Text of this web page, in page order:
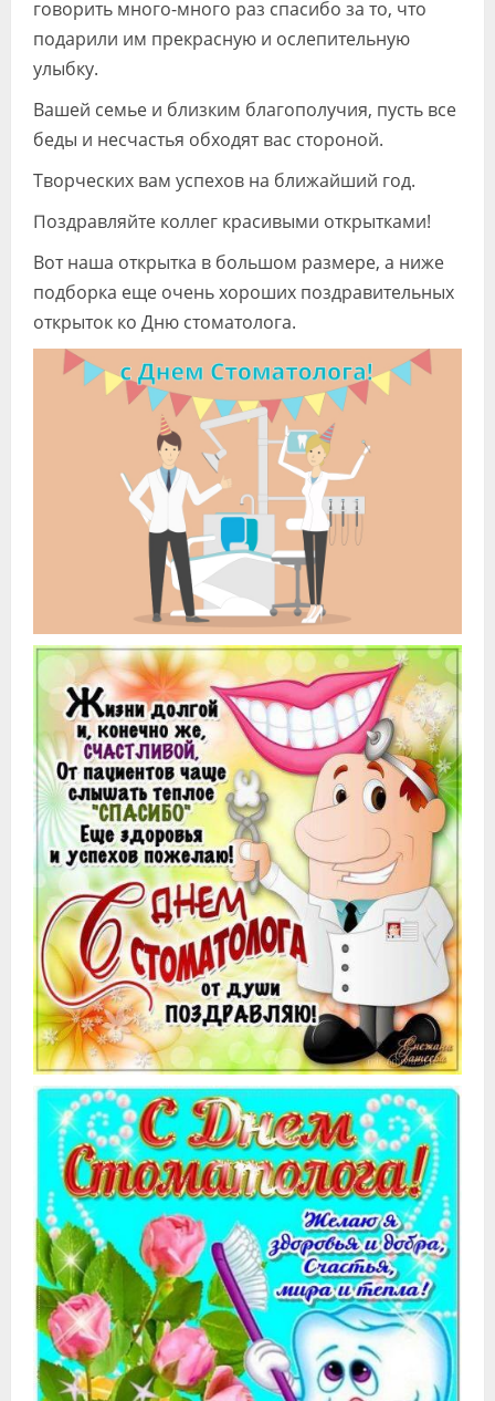
говорить много-много раз спасибо за то, что
подарили им прекрасную и ослепительную
улыбку.
Вашей семье и близким благополучия, пусть все
беды и несчастья обходят вас стороной.
Творческих вам успехов на ближайший год.
Поздравляйте коллег красивыми открытками!
Вот наша открытка в большом размере, а ниже
подборка еще очень хороших поздравительных
открыток ко Дню стоматолога.